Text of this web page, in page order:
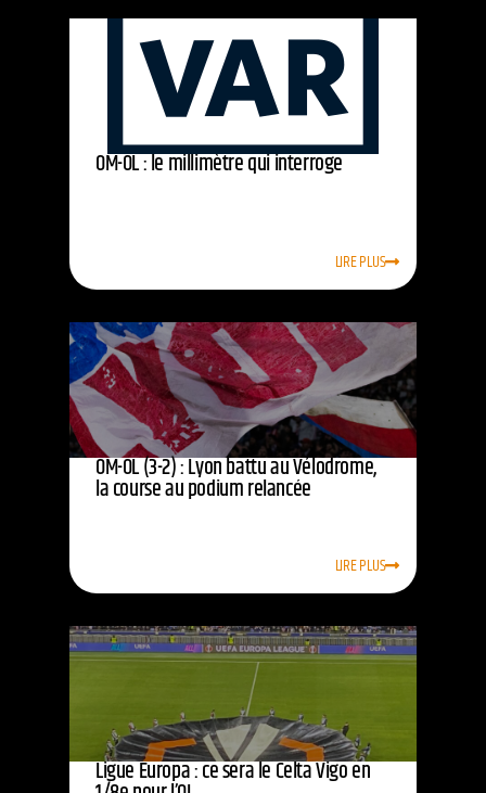
OM-OL : le millimètre qui interroge
LIRE PLUS
OM-OL (3-2) : Lyon battu au Vélodrome,
la course au podium relancée
LIRE PLUS
Ligue Europa : ce sera le Celta Vigo en